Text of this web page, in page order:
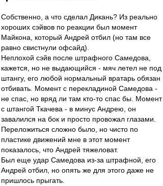
Собственно, а что сделал Дикань? Из реально
хороших сэйвов по реакции был момент
Майкона, который Андрей отбил (но там все
равно свистнули офсайд).
Неплохой сэйв после штрафного Самедова,
кажется, но не выдающийся - мяч летел не под
штангу, его любой нормальный вратарь обязан
отбивать. Момент с перекладиной Самедова -
не спас, но вряд ли там кто-то спас бы. Момент
с штангой Ткачева - в минус Андрею, он
завалился на бок и просто провожал глазами.
Переложиться сложно было, но чисто по
пластике движений мне в этот момент
показалось, что Андрей тяжеловат.
Был еще удар Самедова из-за штрафной, его
Андрей отбил, но опять же для этого даже не
пришлось прыгать.